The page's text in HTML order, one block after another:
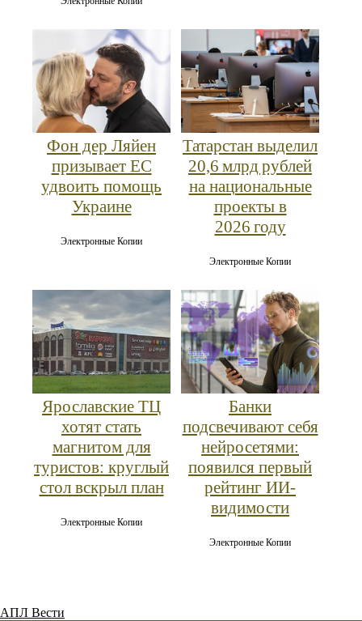
Фон дер Ляйен
призывает ЕС
удвоить помощь
Украине
Электронные Копии
Татарстан выделил
20,6 млрд рублей
на национальные
проекты в
2026 году
Электронные Копии
Ярославские ТЦ
хотят стать
магнитом для
туристов: круглый
стол вскрыл план
Электронные Копии
Банки
подсвечивают себя
нейросетями:
появился первый
рейтинг ИИ-
видимости
Электронные Копии
АПЛ Вести